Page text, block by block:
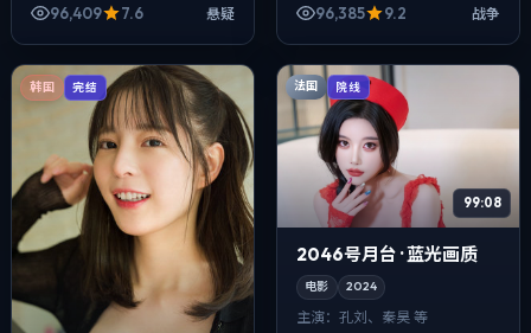
段奕宏、任素汐等主演。影像
96,409 7.6 悬疑
弗、金高银、安藤樱等主演。
96,385 9.2 战争
韩国 完结 法国 院线
99:08
2046号月台 · 蓝光画质
电影 2024
主演： 孔刘、秦昊 等